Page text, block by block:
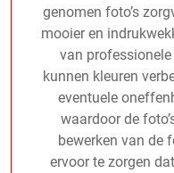
genomen foto’s
mooier en
van
kunnen kleuren
eventuele
waardoor de
bewerken van de
ervoor te zorgen